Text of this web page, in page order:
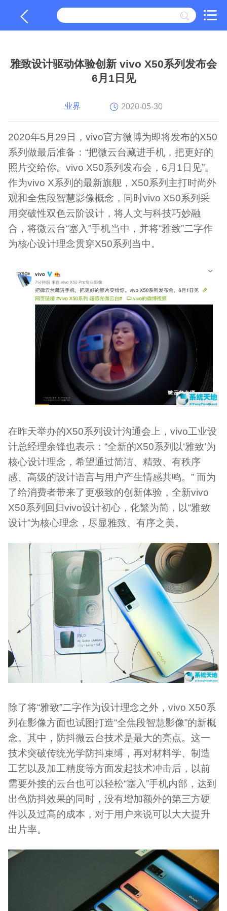
雅致设计驱动体验创新 vivo X50系列发布会
6月1日见
业界 2020-05-30
2020年5月29日，vivo官方微博为即将发布的X50
系列做最后准备：“把微云台藏进手机，把更好的
照片交给你。vivo X50系列发布会，6月1日见”。
作为vivo X系列的最新旗舰，X50系列主打时尚外
观和全焦段智慧影像概念，同时vivo X50系列采
用突破性双色云阶设计，将人文与科技巧妙融
合，将微云台“塞入”手机当中，并将“雅致”二字作
为核心设计理念贯穿X50系列当中。
在昨天举办的X50系列设计沟通会上，vivo工业设
计总经理余锋也表示：“全新的X50系列以‘雅致’为
核心设计理念，希望通过简洁、精致、有秩序
感、高级的设计语言与用户产生情感共鸣。” 而为
了给消费者带来了更极致的创新体验，全新vivo
X50系列回归vivo设计初心，化繁为简，以“雅致
设计”为核心理念，尽显雅致、有序之美。
除了将“雅致”二字作为设计理念之外，vivo X50系
列在影像方面也试图打造“全焦段智慧影像”的新概
念。其中，防抖微云台技术是最大的亮点。这一
技术突破传统光学防抖束缚，再对材料学、制造
工艺以及加工精度等方面发起技术冲击后，以前
需要外接的云台也可以轻松“塞入”手机内部，达到
出色防抖效果的同时，没有增加额外的第三方硬
件以及过高的成本，对于用户来说可以大大提升
出片率。